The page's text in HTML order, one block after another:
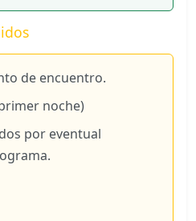
de encuentro.
noche)
por eventual